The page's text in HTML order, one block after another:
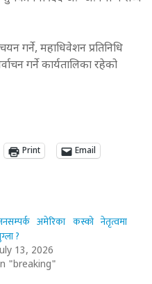
गर्ने, महाधिवेशन प्रतिनिधि
गर्ने कार्यतालिका रहेको
Print Email
अमेरिका कस्को नेतृत्वमा
?
13, 2026
"breaking"